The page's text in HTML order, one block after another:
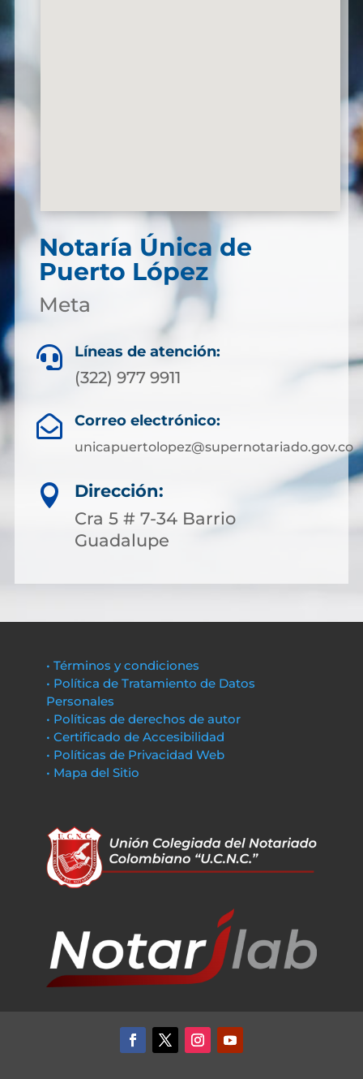
Notaría Única de
Puerto López
Meta
 Líneas de atención:
(322) 977 9911
 Correo electrónico:
unicapuertolopez@supernotariado.gov.co

Dirección:
Cra 5 # 7-34 Barrio
Guadalupe
• Términos y condiciones
• Política de Tratamiento de Datos
Personales
• Políticas de derechos de autor
• Certificado de Accesibilidad
• Políticas de Privacidad Web
• Mapa del Sitio